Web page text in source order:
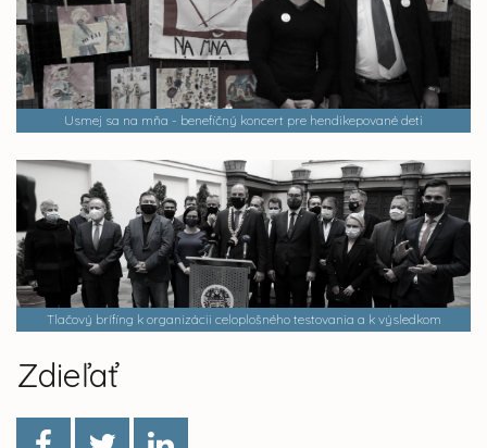
Usmej sa na mňa - benefičný koncert pre hendikepované deti
Tlačový brífing k organizácii celoplošného testovania a k výsledkom
Zdieľať